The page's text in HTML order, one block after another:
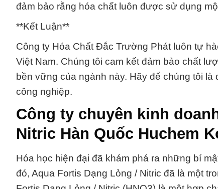
đảm bảo rằng hóa chất luôn được sử dụng
**Kết Luận**
Công ty Hóa Chất Đắc Trường Phát luôn tự
Việt Nam. Chúng tôi cam kết đảm bảo chất
bền vững của ngành này. Hãy để chúng tôi
công nghiệp.
Công ty chuyên kinh
Nitric Hàn Quốc Huchem
Hóa học hiện đại đã khám phá ra những bí
đó, Aqua Fortis Dạng Lỏng / Nitric đã là một